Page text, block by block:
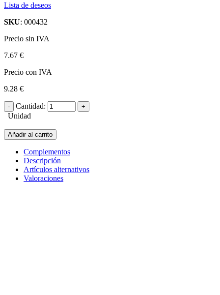
Lista de deseos
SKU: 000432
Precio sin IVA
7.67 €
Precio con IVA
9.28 €
Cantidad:
Unidad
Añadir al carrito
Complementos
Descripción
Artículos alternativos
Valoraciones